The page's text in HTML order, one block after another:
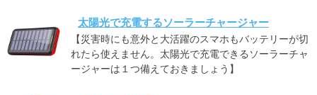
太陽光で充電するソーラーチャージャー
【災害時にも意外と大活躍のスマホもバッテリーが切
れたら使えません。太陽光で充電できるソーラーチャ
ージャーは１つ備えておきましょう】